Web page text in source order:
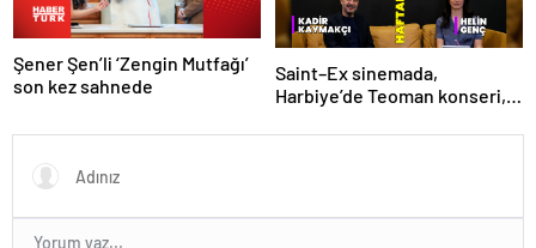
Şener Şen’li ‘Zengin Mutfağı’
son kez sahnede
Saint–Ex sinemada,
Harbiye’de Teoman konseri,
İşte kültür sanat ajandası